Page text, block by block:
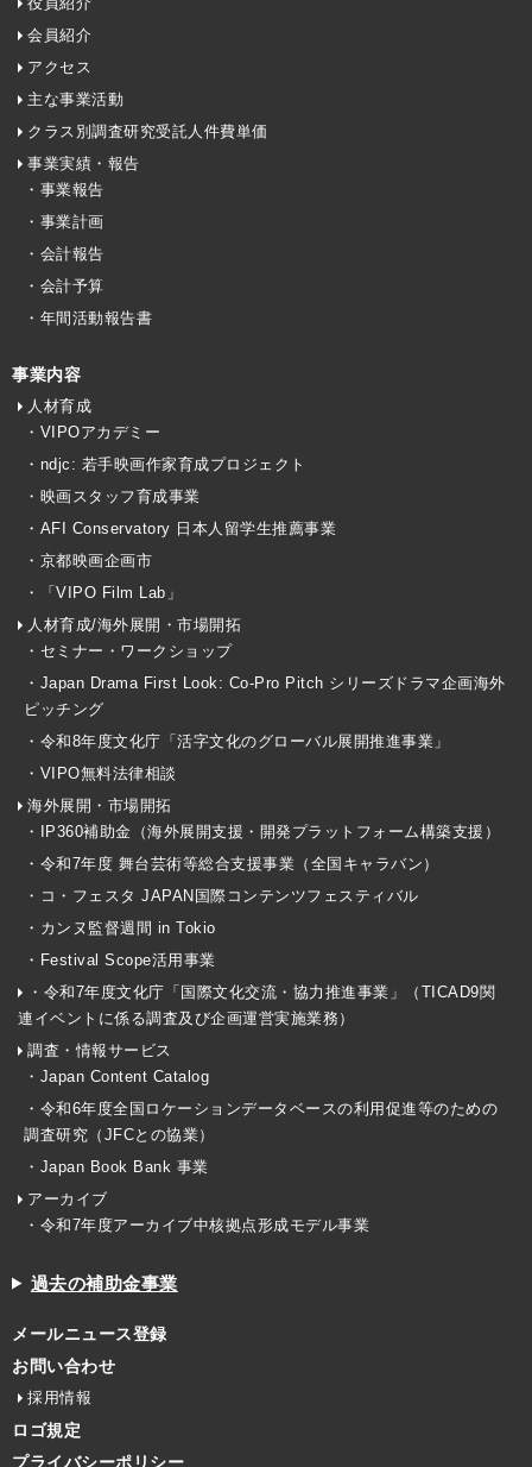
会員紹介
アクセス
主な事業活動
クラス別調査研究受託人件費単価
事業実績・報告
・事業報告
・事業計画
・会計報告
・会計予算
・年間活動報告書
事業内容
人材育成
・VIPOアカデミー
・ndjc: 若手映画作家育成プロジェクト
・映画スタッフ育成事業
・AFI Conservatory 日本人留学生推薦事業
・京都映画企画市
・「VIPO Film Lab」
人材育成/海外展開・市場開拓
・セミナー・ワークショップ
・Japan Drama First Look: Co-Pro Pitch シリーズドラマ企画海外
ピッチング
・令和8年度文化庁「活字文化のグローバル展開推進事業」
・VIPO無料法律相談
海外展開・市場開拓
・IP360補助金（海外展開支援・開発プラットフォーム構築支援）
・令和7年度 舞台芸術等総合支援事業（全国キャラバン）
・コ・フェスタ JAPAN国際コンテンツフェスティバル
・カンヌ監督週間 in Tokio
・Festival Scope活用事業
・令和7年度文化庁「国際文化交流・協力推進事業」（TICAD9関
連イベントに係る調査及び企画運営実施業務）
調査・情報サービス
・Japan Content Catalog
・令和6年度全国ロケーションデータベースの利用促進等のための
調査研究（JFCとの協業）
・Japan Book Bank 事業
アーカイブ
・令和7年度アーカイブ中核拠点形成モデル事業
過去の補助金事業
メールニュース登録
お問い合わせ
採用情報
ロゴ規定
プライバシーポリシー